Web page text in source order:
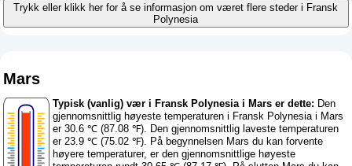
Trykk eller klikk her for å se informasjon om været flere steder i Fransk
Polynesia
Mars
Typisk (vanlig) vær i Fransk Polynesia i Mars er dette: Den
gjennomsnittlig høyeste temperaturen i Fransk Polynesia i Mars
er 30.6 ℃ (87.08 ℉). Den gjennomsnittlig laveste temperaturen
er 23.9 ℃ (75.02 ℉). På begynnelsen Mars du kan forvente
høyere temperaturer, er den gjennomsnittlige høyeste